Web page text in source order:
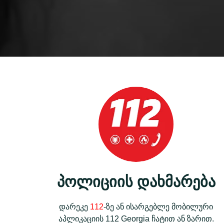
პოლიციის დახმარება
დარეკე 112-ზე ან ისარგებლე მობილური
აპლიკაციის 112 Georgia ჩატით ან ზარით.